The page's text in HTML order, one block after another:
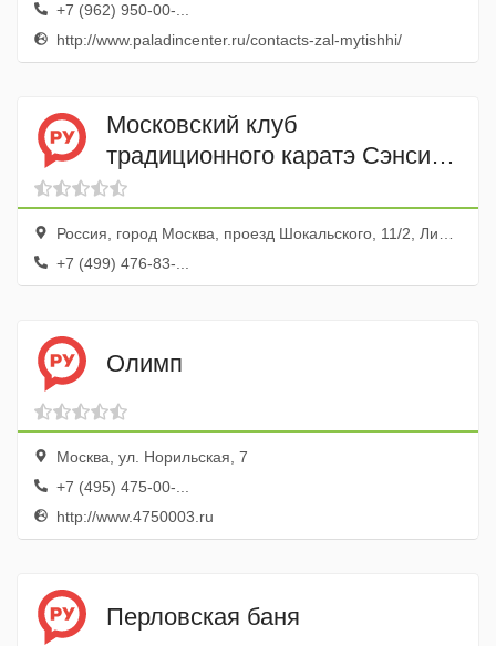
+7 (962) 950-00-...
http://www.paladincenter.ru/contacts-zal-mytishhi/
Московский клуб
традиционного каратэ Сэнси-
до
Россия, город Москва, проезд Шокальского, 11/2, Лицей № 1568, здание № 3
+7 (499) 476-83-...
Олимп
Москва, ул. Норильская, 7
+7 (495) 475-00-...
http://www.4750003.ru
Перловская баня